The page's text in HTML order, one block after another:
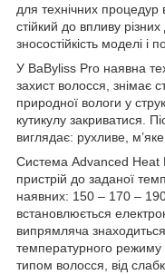
для технічних
стійкий до впливу
зносостійкість моделі і
У BaByliss Pro наявна
захист волосся, знімає
природної вологи у
кутикулу закриватися.
виглядає: рухливе, м’яке
Система Advanced Heat
пристрій до заданої
наявних: 150 – 170 –
встановлюється
випрямляча
температурного
типом волосся, від